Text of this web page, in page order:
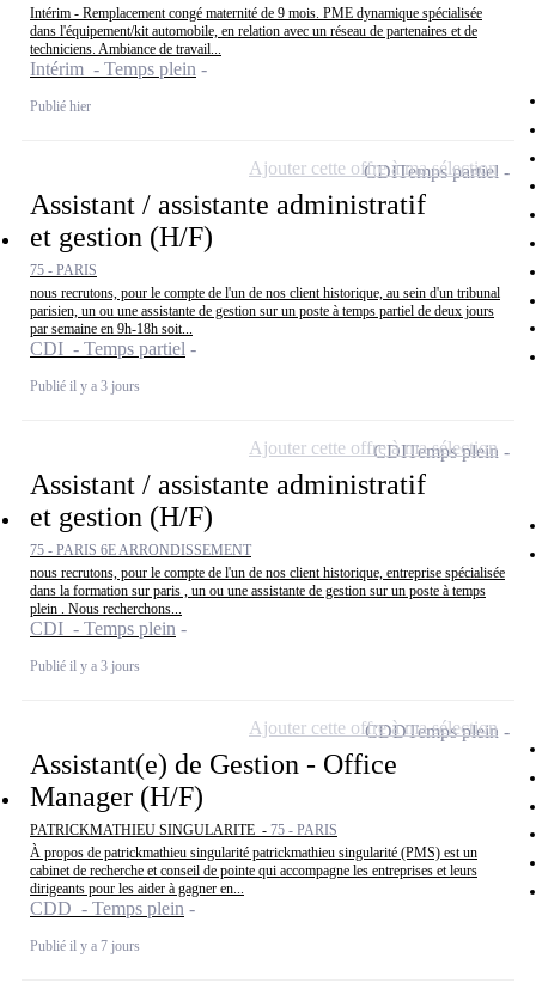
Intérim - Remplacement congé maternité de 9 mois. PME dynamique spécialisée
dans l'équipement/kit automobile, en relation avec un réseau de partenaires et de
techniciens. Ambiance de travail...
Intérim - Temps plein
Publié hier
Assistant / assistante administratif
et gestion (H/F)
75 - PARIS
nous recrutons, pour le compte de l'un de nos client historique, au sein d'un tribunal
parisien, un ou une assistante de gestion sur un poste à temps partiel de deux jours
par semaine en 9h-18h soit...
CDI - Temps partiel
Publié il y a 3 jours
CDITemps partiel
Ajouter cette offre à ma sélection
Assistant / assistante administratif
et gestion (H/F)
75 - PARIS 6E ARRONDISSEMENT
nous recrutons, pour le compte de l'un de nos client historique, entreprise spécialisée
dans la formation sur paris , un ou une assistante de gestion sur un poste à temps
plein . Nous recherchons...
CDI - Temps plein
Publié il y a 3 jours
CDITemps plein
Ajouter cette offre à ma sélection
Assistant(e) de Gestion - Office
Manager (H/F)
PATRICKMATHIEU SINGULARITE - 75 - PARIS
À propos de patrickmathieu singularité patrickmathieu singularité (PMS) est un
cabinet de recherche et conseil de pointe qui accompagne les entreprises et leurs
dirigeants pour les aider à gagner en...
CDD - Temps plein
Publié il y a 7 jours
CDDTemps plein
Ajouter cette offre à ma sélection